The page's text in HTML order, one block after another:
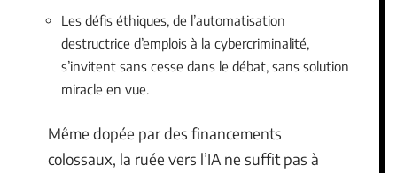
Les défis éthiques, de l’automatisation
destructrice d’emplois à la cybercriminalité,
s’invitent sans cesse dans le débat, sans solution
miracle en vue.
Même dopée par des financements
colossaux, la ruée vers l’IA ne suffit pas à